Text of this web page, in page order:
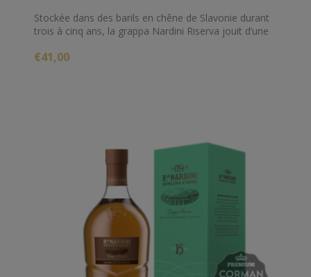
Stockée dans des barils en chêne de Slavonie durant
trois à cinq ans, la grappa Nardini Riserva jouit d’une
monde entier.
€41,00